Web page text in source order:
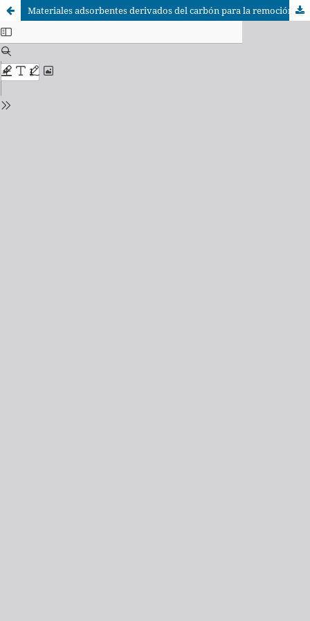
Materiales adsorbentes derivados del carbón para la remoción de colorantes de medios acuosos